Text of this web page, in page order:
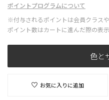
ポイントプログラムについて
※付与されるポイントは会員クラス
ポイント数はカートに進んだ際の表
色と
お気に入りに追加